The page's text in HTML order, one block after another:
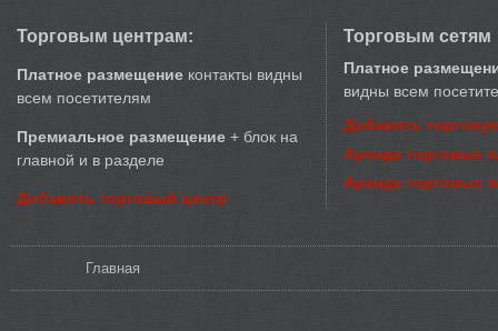
Торговым центрам:
Платное размещение контакты видны
всем посетителям
Премиальное размещение + блок на
главной и в разделе
Добавить торговый центр
Торговым сетям
Платное
видны всем
Добавить
Аренда торговых
Аренда торговых
Главная